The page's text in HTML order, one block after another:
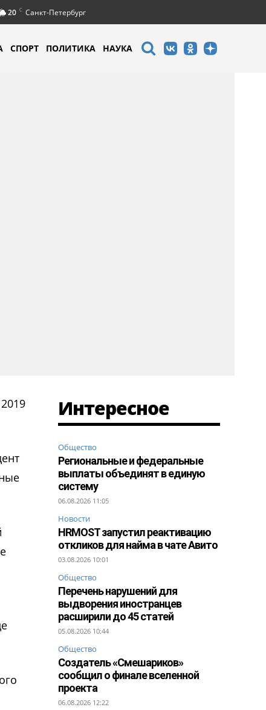
20 C Санкт-Петербург
СПОРТ ПОЛИТИКА НАУКА
Интересное
Общество
Региональные и федеральные
выплаты объединят в единую
систему
06.08.2026 11:05
Новости
HRMOST запустил реактивацию
откликов для найма в чате Авито
03.08.2026 10:01
Общество
Перечень нарушений для
выдворения иностранцев
расширили до 45 статей
05.08.2026 10:44
Общество
Создатель «Смешариков»
сообщил о финале вселенной
проекта
06.08.2026 12:22